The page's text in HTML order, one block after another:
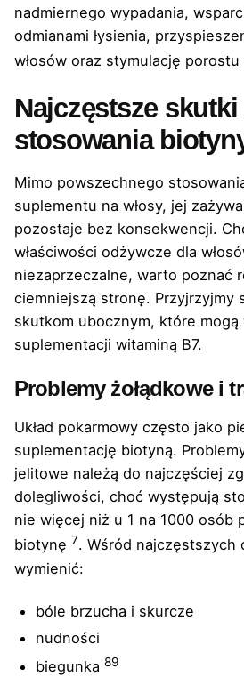
nadmiernego wypadania,
odmianami łysienia,
włosów oraz stymulację porostu
Najczęstsze
stosowania
Mimo powszechnego
suplementu na włosy, jej
pozostaje bez konsekwencji.
właściwości odżywcze dla
niezaprzeczalne, warto poznać
ciemniejszą stronę. Przyjrzyjmy
skutkom ubocznym, które
suplementacji witaminą B7.
Problemy żołądkowe i
Układ pokarmowy często jako
suplementację biotyną.
jelitowe należą do najczęściej
dolegliwości, choć występują
nie więcej niż u 1 na 1000 osób
biotynę 7. Wśród najczęstszych
wymienić:
bóle brzucha i skurcze
nudności
biegunka 89